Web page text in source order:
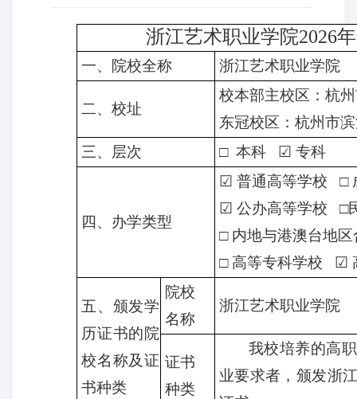
浙江艺术职业学院2026
一、 院校全称 浙江艺术职业学院
二、 校址
校本部主校区：杭
东冠校区：杭州市
三、 层次 □ 本科 ☑ 专科
四、 办学类型
☑ 普通高等学校 □
☑ 公办高等学校 □
□ 内地与港澳台地
□ 高等专科学校
☑
五、 颁发学
历证书的院
校名称及证
书种类
院校
名称
浙江艺术职业学院
证书
种类
我校培养的高
业要求者，颁发浙